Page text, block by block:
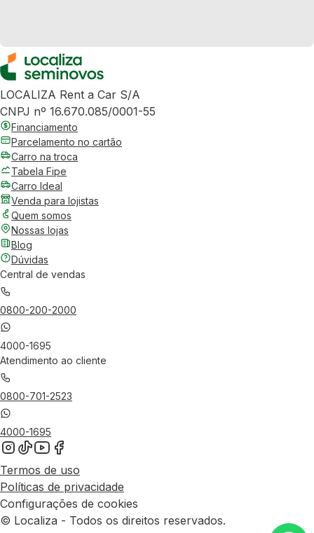
LOCALIZA Rent a Car S/A
CNPJ nº 16.670.085/0001-55
Financiamento
Parcelamento no cartão
Carro na troca
Tabela Fipe
Carro Ideal
Venda para lojistas
Quem somos
Nossas lojas
Blog
Dúvidas
Central de vendas
0800-200-2000
4000-1695
Atendimento ao cliente
0800-701-2523
4000-1695
Termos de uso
Políticas de privacidade
Configurações de cookies
© Localiza - Todos os direitos reservados.